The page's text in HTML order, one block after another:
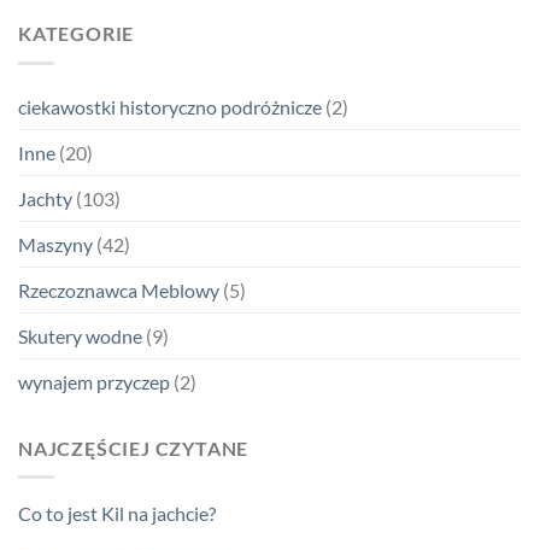
KATEGORIE
ciekawostki historyczno podróżnicze (2)
Inne (20)
Jachty (103)
Maszyny (42)
Rzeczoznawca Meblowy (5)
Skutery wodne (9)
wynajem przyczep (2)
NAJCZĘŚCIEJ CZYTANE
Co to jest Kil na jachcie?